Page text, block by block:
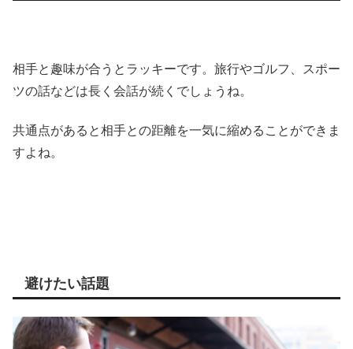
相手と趣味が合うとラッキーです。旅行やゴルフ、スポー
ツの話などは長く会話が続くでしょうね。
共通点があると相手との距離を一気に縮めることができま
すよね。
避けたい話題